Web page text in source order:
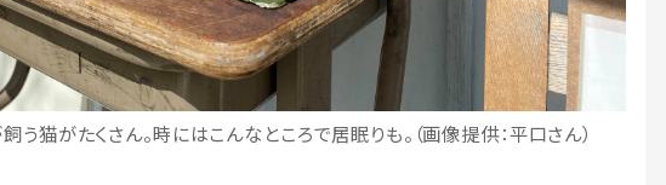
う猫がたくさん。時にはこんなところで居眠りも。（画像提供：平口さん）